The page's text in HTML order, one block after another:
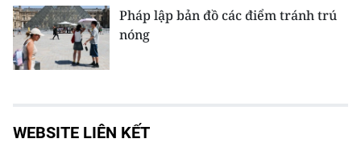
Pháp lập bản đồ các điểm tránh trú
nóng
WEBSITE LIÊN KẾT